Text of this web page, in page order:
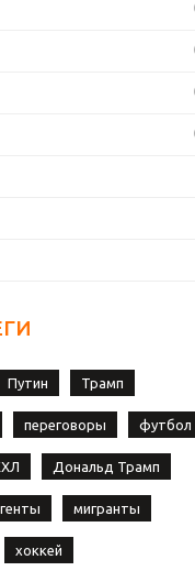
Путин Трамп
переговоры футбол
Дональд Трамп
мигранты
хоккей